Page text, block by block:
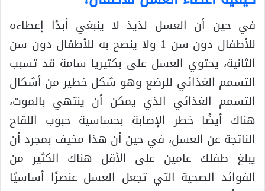
في حين أن العسل لذيذ لا ينبغي أبدًا إعطاءه
للأطفال دون سن 1 ولا ينصح به للأطفال دون سن
الثانية، يحتوي العسل على بكتيريا سامة قد تسبب
التسمم الغذائي للرضع وهو شكل خطير من أشكال
التسمم الغذائي الذي يمكن أن ينتهي بالموت،
هناك أيضًا خطر الإصابة بحساسية حبوب اللقاح
الناتجة عن العسل، في حين أن هذا مخيف بمجرد أن
يبلغ طفلك عامين على الأقل هناك الكثير من
الفوائد الصحية التي تجعل العسل عنصرًا أساسيًا